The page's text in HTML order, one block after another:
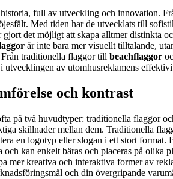
full av utveckling och innovation.
Med tiden har de utvecklats till
det möjligt att skapa alltmer distinkta
är inte bara mer visuellt tilltalande,
traditionella flaggor till beachflaggor
i utvecklingen av utomhusreklamens
och kontrast
på två huvudtyper: traditionella flaggor
skillnader mellan dem. Traditionella
en logotyp eller slogan i ett stort format.
kan enkelt bäras och placeras på olika
mer kreativa och interaktiva former av
och din övergripande